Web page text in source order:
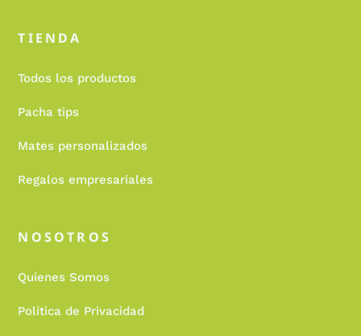
TIENDA
Todos los productos
Pacha tips
Mates personalizados
Regalos empresariales
NOSOTROS
Quienes Somos
Política de Privacidad